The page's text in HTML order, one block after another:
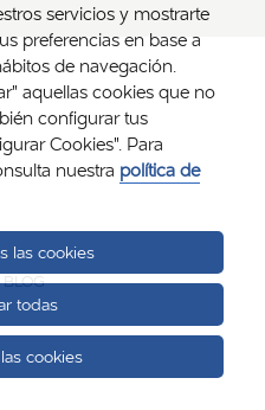
BLOG
servicios y mostrarte
preferencias en base a
de navegación.
aquellas cookies que no
configurar tus
Cookies". Para
nuestra política de
las cookies
todas
cookies